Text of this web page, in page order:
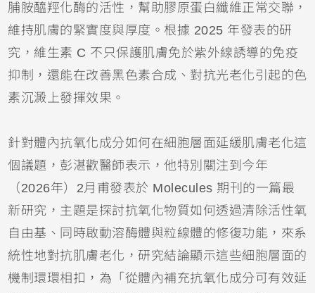
脯胺醯羥化酶的活性，幫助膠原蛋白纖維正常交聯，
維持肌膚的緊實度與厚度。根據 2025 年發表的研
究，維生素 C 不只保護肌膚免於紫外線誘導的免疫
抑制，還能在改善黑色素合成、對抗光老化引起的色
素沉澱上發揮效果。
針對體內抗氧化成分如何在細胞層面延緩肌膚老化這
個議題，彭湛歡醫師表示，他特別關注到今年
（2026年）2月甫發表於 Molecules 期刊的一篇最
新研究，主題是探討抗氧化物質如何透過清除活性氧
自由基、同時啟動溶酶體與粒線體的修復功能，來系
統性地對抗肌膚老化，研究結論顯示這些細胞層面的
機制環環相扣，為「從體內補充抗氧化成分可有效延